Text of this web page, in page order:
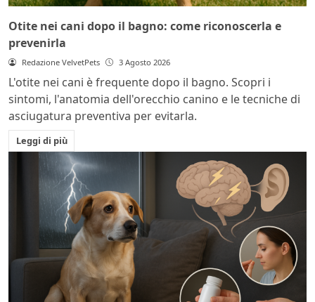
Otite nei cani dopo il bagno: come riconoscerla e
prevenirla
Redazione VelvetPets 3 Agosto 2026
L'otite nei cani è frequente dopo il bagno. Scopri i
sintomi, l'anatomia dell'orecchio canino e le tecniche di
asciugatura preventiva per evitarla.
Leggi di più